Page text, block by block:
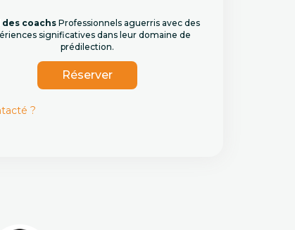
des coachsProfessionnels aguerris avec des
significatives dans leur domaine de
prédilection.
Réserver
?